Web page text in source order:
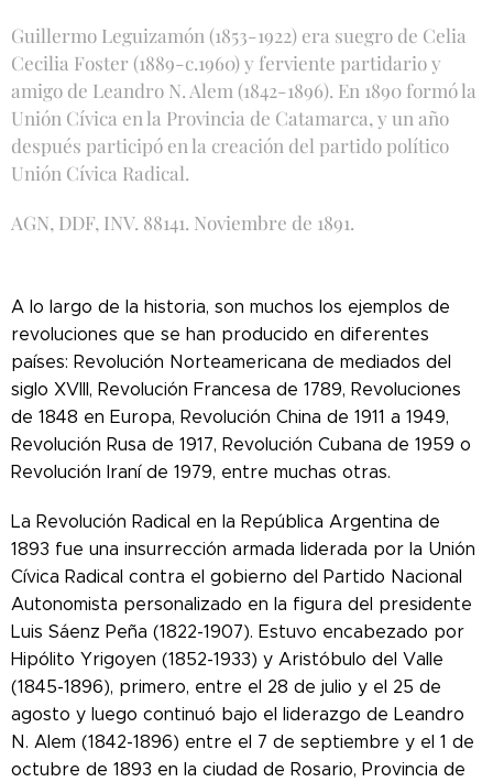
Guillermo Leguizamón (1853-1922) era suegro de Celia
Cecilia Foster (1889-c.1960) y ferviente partidario y
amigo de Leandro N. Alem (1842-1896). En 1890 formó la
Unión Cívica en la Provincia de Catamarca, y un año
después participó en la creación del partido político
Unión Cívica Radical.
AGN, DDF, INV. 88141. Noviembre de 1891.
A lo largo de la historia, son muchos los ejemplos de
revoluciones que se han producido en diferentes
países: Revolución Norteamericana de mediados del
siglo XVIII, Revolución Francesa de 1789, Revoluciones
de 1848 en Europa, Revolución China de 1911 a 1949,
Revolución Rusa de 1917, Revolución Cubana de 1959 o
Revolución Iraní de 1979, entre muchas otras.
La Revolución Radical en la República Argentina de
1893 fue una insurrección armada liderada por la Unión
Cívica Radical contra el gobierno del Partido Nacional
Autonomista personalizado en la figura del presidente
Luis Sáenz Peña (1822-1907). Estuvo encabezado por
Hipólito Yrigoyen (1852-1933) y Aristóbulo del Valle
(1845-1896), primero, entre el 28 de julio y el 25 de
agosto y luego continuó bajo el liderazgo de Leandro
N. Alem (1842-1896) entre el 7 de septiembre y el 1 de
octubre de 1893 en la ciudad de Rosario, Provincia de